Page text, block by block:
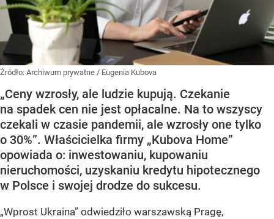
Źródło: Archiwum prywatne / Eugenia Kubova
„Ceny wzrosły, ale ludzie kupują. Czekanie
na spadek cen nie jest opłacalne. Na to wszyscy
czekali w czasie pandemii, ale wzrosły one tylko
o 30%”. Właścicielka firmy „Kubova Home”
opowiada o: inwestowaniu, kupowaniu
nieruchomości, uzyskaniu kredytu hipotecznego
w Polsce i swojej drodze do sukcesu.
„Wprost Ukraina” odwiedziło warszawską Pragę,